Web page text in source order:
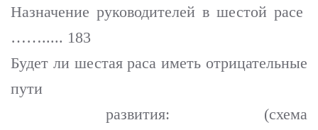
Назначение руководителей в шестой расе
……..... 183
Будет ли шестая раса иметь отрицательные
пути
развития: (схема